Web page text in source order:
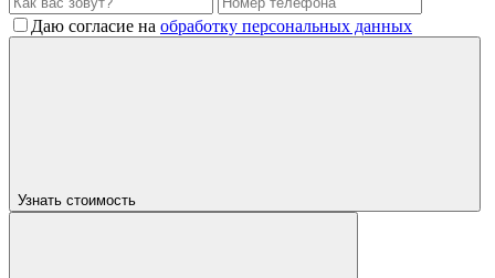
Даю согласие на обработку персональных данных
Узнать стоимость